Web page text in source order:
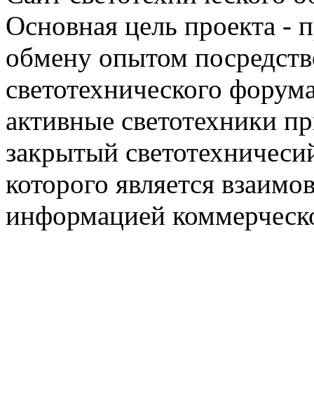
Основная цель проекта -
обмену опытом
светотехнического
активные светотехники
закрытый
которого является
информацией